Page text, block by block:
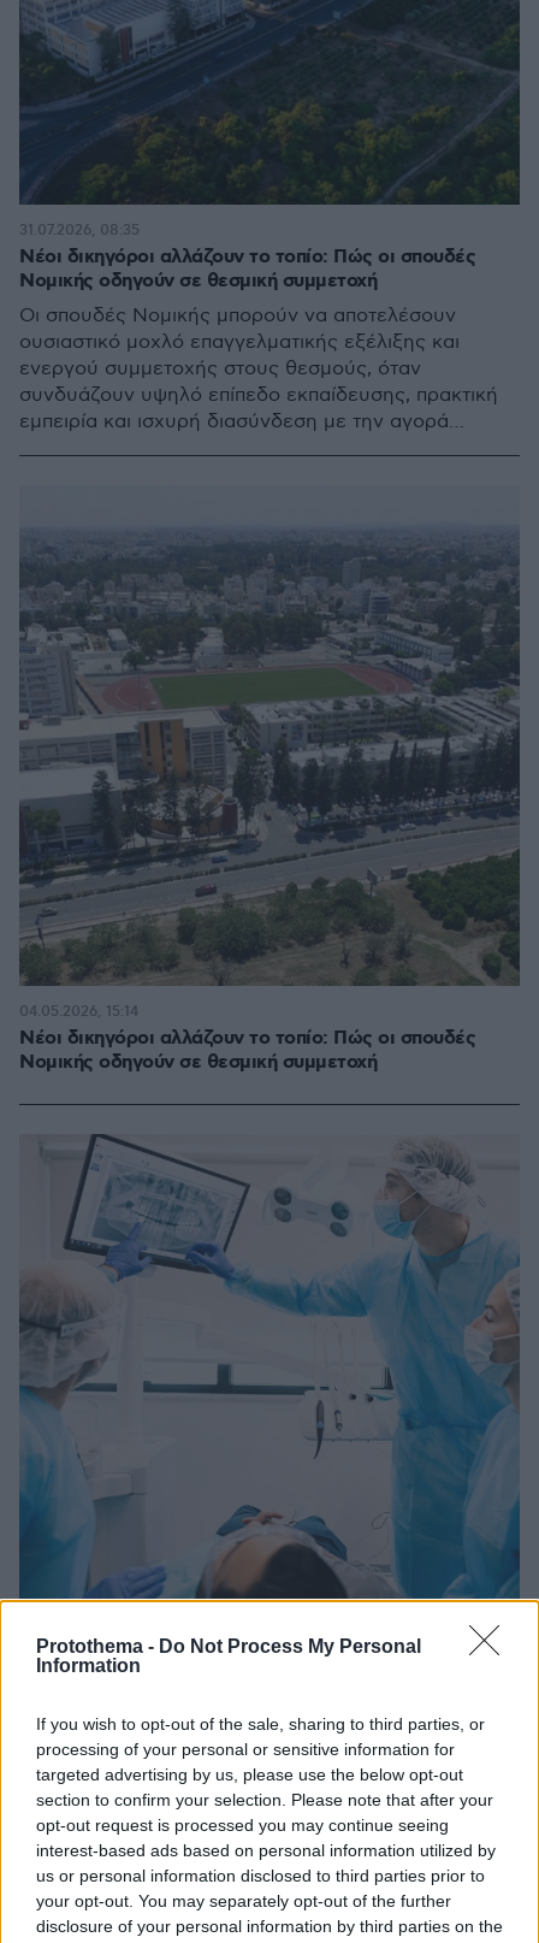
Protothema - Do Not Process My Personal
Information
If you wish to opt-out of the sale, sharing to third parties, or
processing of your personal or sensitive information for
targeted advertising by us, please use the below opt-out
section to confirm your selection. Please note that after your
opt-out request is processed you may continue seeing
interest-based ads based on personal information utilized by
us or personal information disclosed to third parties prior to
your opt-out. You may separately opt-out of the further
disclosure of your personal information by third parties on the
Νέοι δικηγόροι αλλάζουν το τοπίο: Πώς οι σπουδές
Νομικής οδηγούν σε θεσμική συμμετοχή
Οι σπουδές Νομικής μπορούν να αποτελέσουν
ουσιαστικό μοχλό επαγγελματικής εξέλιξης και
ενεργού συμμετοχής στους θεσμούς, όταν
συνδυάζουν υψηλό επίπεδο εκπαίδευσης, πρακτική
εμπειρία και ισχυρή διασύνδεση με την αγορά
31.07.2026, 08:35
Νέοι δικηγόροι αλλάζουν το τοπίο: Πώς οι σπουδές
Νομικής οδηγούν σε θεσμική συμμετοχή
04.05.2026, 15:14
Έλληνες φοιτητές
22.04.2026, 15:30